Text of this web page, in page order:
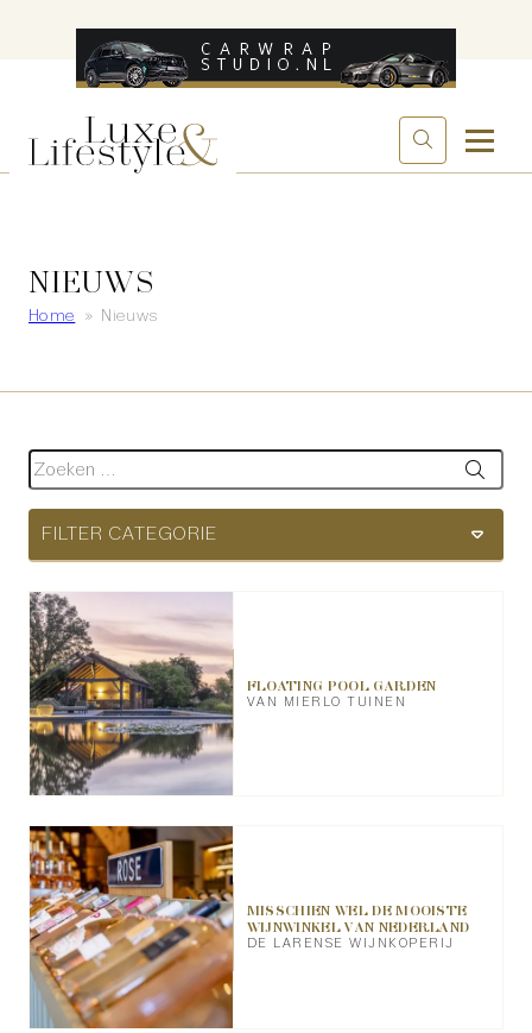
NIEUWS
Home » Nieuws
FILTER CATEGORIE
FLOATING POOL GARDEN
VAN MIERLO TUINEN
MISSCHIEN WEL DE MOOISTE
WIJNWINKEL VAN NEDERLAND
DE LARENSE WIJNKOPERIJ